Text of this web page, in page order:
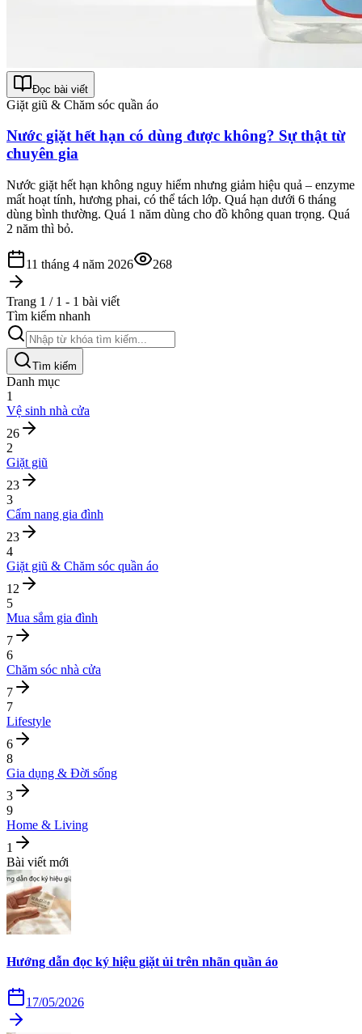
Đọc bài viết
Giặt giũ & Chăm sóc quần áo
Nước giặt hết hạn có dùng được không? Sự thật từ
chuyên gia
Nước giặt hết hạn không nguy hiểm nhưng giảm hiệu quả – enzyme
mất hoạt tính, hương phai, có thể tách lớp. Quá hạn dưới 6 tháng
dùng bình thường. Quá 1 năm dùng cho đồ không quan trọng. Quá
2 năm thì bỏ.
11 tháng 4 năm 2026 268
Trang 1 / 1 - 1 bài viết
Tìm kiếm nhanh
Tìm kiếm
Danh mục
1
Vệ sinh nhà cửa
26
2
Giặt giũ
23
3
Cẩm nang gia đình
23
4
Giặt giũ & Chăm sóc quần áo
12
5
Mua sắm gia đình
7
6
Chăm sóc nhà cửa
7
7
Lifestyle
6
8
Gia dụng & Đời sống
3
9
Home & Living
1
Bài viết mới
Hướng dẫn đọc ký hiệu giặt ủi trên nhãn quần áo
17/05/2026